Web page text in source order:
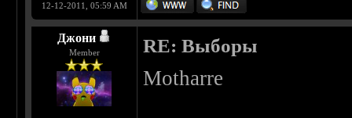
12-12-2011, 05:59 AM
Джони
Member RE: Выборы
Motharre